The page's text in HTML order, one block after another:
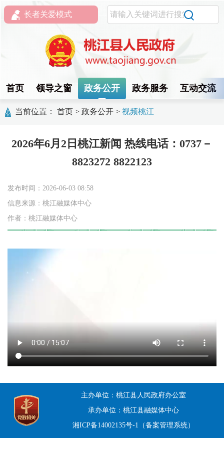
长者关爱模式
首页 领导之窗 政务公开 政务服务 互动交流
当前位置： 首页 > 政务公开 > 视频桃江
2026年6月2日桃江新闻 热线电话：0737－
8823272 8822123
发布时间：2026-06-03 08:58
信息来源：桃江融媒体中心
作者：桃江融媒体中心
主办单位：桃江县人民政府办公室
承办单位：桃江县融媒体中心
湘ICP备14002135号-1（备案管理系统）